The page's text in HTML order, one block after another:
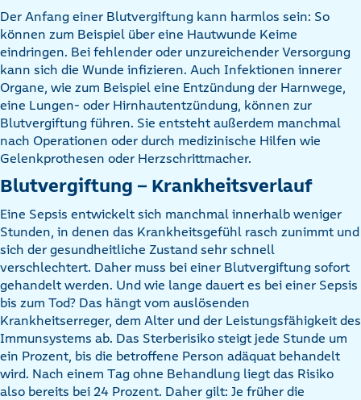
Der Anfang einer Blutvergiftung kann harmlos sein: So
können zum Beispiel über eine Hautwunde Keime
eindringen. Bei fehlender oder unzureichender Versorgung
kann sich die Wunde infizieren. Auch Infektionen innerer
Organe, wie zum Beispiel eine Entzündung der Harnwege,
eine Lungen- oder Hirnhautentzündung, können zur
Blutvergiftung führen. Sie entsteht außerdem manchmal
nach Operationen oder durch medizinische Hilfen wie
Gelenkprothesen oder Herzschrittmacher.
Blutvergiftung – Krankheitsverlauf
Eine Sepsis entwickelt sich manchmal innerhalb weniger
Stunden, in denen das Krankheitsgefühl rasch zunimmt und
sich der gesundheitliche Zustand sehr schnell
verschlechtert. Daher muss bei einer Blutvergiftung sofort
gehandelt werden. Und wie lange dauert es bei einer Sepsis
bis zum Tod? Das hängt vom auslösenden
Krankheitserreger, dem Alter und der Leistungsfähigkeit des
Immunsystems ab. Das Sterberisiko steigt jede Stunde um
ein Prozent, bis die betroffene Person adäquat behandelt
wird. Nach einem Tag ohne Behandlung liegt das Risiko
also bereits bei 24 Prozent. Daher gilt: Je früher die